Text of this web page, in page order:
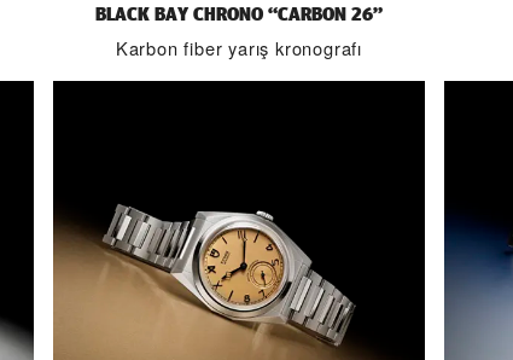
BLACK BAY CHRONO “CARBON 26”
Karbon fiber yarış kronografı